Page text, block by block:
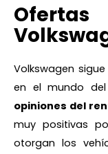
Volkswagen
en el mundo del
opiniones del
muy positivas
otorgan los